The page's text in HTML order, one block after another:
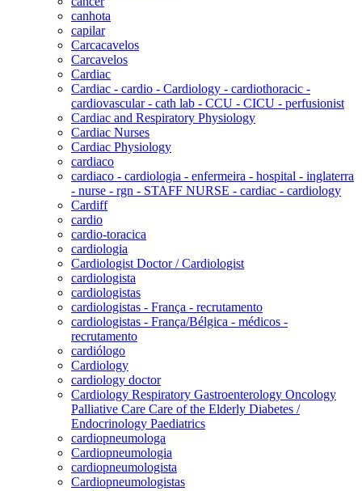
canhota
capilar
Carcacavelos
Carcavelos
Cardiac
Cardiac - cardio - Cardiology - cardiothoracic -
cardiovascular - cath lab - CCU - CICU - perfusionist
Cardiac and Respiratory Physiology
Cardiac Nurses
Cardiac Physiology
cardiaco
cardiaco - cardiologia - enfermeira - hospital - inglaterra
- nurse - rgn - STAFF NURSE - cardiac - cardiology
Cardiff
cardio
cardio-toracica
cardiologia
Cardiologist Doctor / Cardiologist
cardiologista
cardiologistas
cardiologistas - França - recrutamento
cardiologistas - França/Bélgica - médicos -
recrutamento
cardiólogo
Cardiology
cardiology doctor
Cardiology Respiratory Gastroenterology Oncology
Palliative Care Care of the Elderly Diabetes /
Endocrinology Paediatrics
cardiopneumologa
Cardiopneumologia
cardiopneumologista
Cardiopneumologistas